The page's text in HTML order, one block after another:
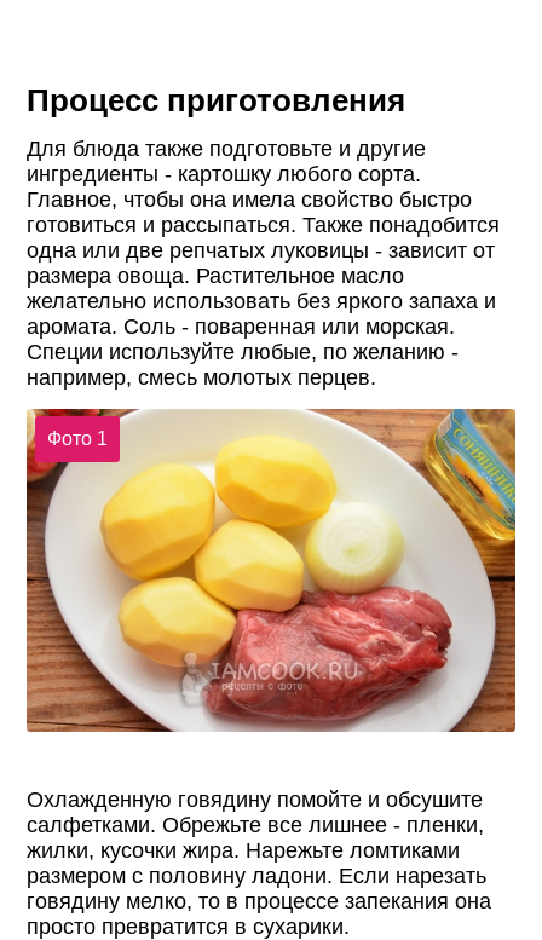
Процесс приготовления
Для блюда также подготовьте и другие
ингредиенты - картошку любого сорта.
Главное, чтобы она имела свойство быстро
готовиться и рассыпаться. Также понадобится
одна или две репчатых луковицы - зависит от
размера овоща. Растительное масло
желательно использовать без яркого запаха и
аромата. Соль - поваренная или морская.
Специи используйте любые, по желанию -
например, смесь молотых перцев.
Фото 1
Охлажденную говядину помойте и обсушите
салфетками. Обрежьте все лишнее - пленки,
жилки, кусочки жира. Нарежьте ломтиками
размером с половину ладони. Если нарезать
говядину мелко, то в процессе запекания она
просто превратится в сухарики.